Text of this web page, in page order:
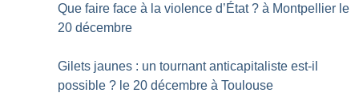
Que faire face à la violence d’État ? à Montpellier le
20 décembre
Gilets jaunes : un tournant anticapitaliste est-il
possible ? le 20 décembre à Toulouse